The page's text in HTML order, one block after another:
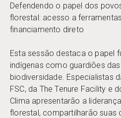
Defendendo o papel dos
florestal: acesso a
financiamento direto
Esta sessão destaca o papel
indígenas como guardiões
biodiversidade. Especialistas
FSC, da The Tenure Facility e
Clima apresentarão a
florestal, compartilharão suas